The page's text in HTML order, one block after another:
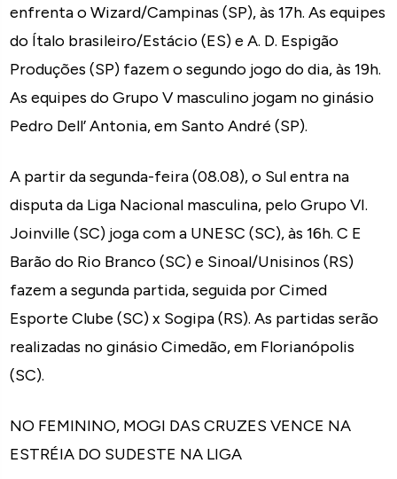
enfrenta o Wizard/Campinas (SP), às 17h. As equipes
do Ítalo brasileiro/Estácio (ES) e A. D. Espigão
Produções (SP) fazem o segundo jogo do dia, às 19h.
As equipes do Grupo V masculino jogam no ginásio
Pedro Dell’ Antonia, em Santo André (SP).
A partir da segunda-feira (08.08), o Sul entra na
disputa da Liga Nacional masculina, pelo Grupo VI.
Joinville (SC) joga com a UNESC (SC), às 16h. C E
Barão do Rio Branco (SC) e Sinoal/Unisinos (RS)
fazem a segunda partida, seguida por Cimed
Esporte Clube (SC) x Sogipa (RS). As partidas serão
realizadas no ginásio Cimedão, em Florianópolis
(SC).
NO FEMININO, MOGI DAS CRUZES VENCE NA
ESTRÉIA DO SUDESTE NA LIGA